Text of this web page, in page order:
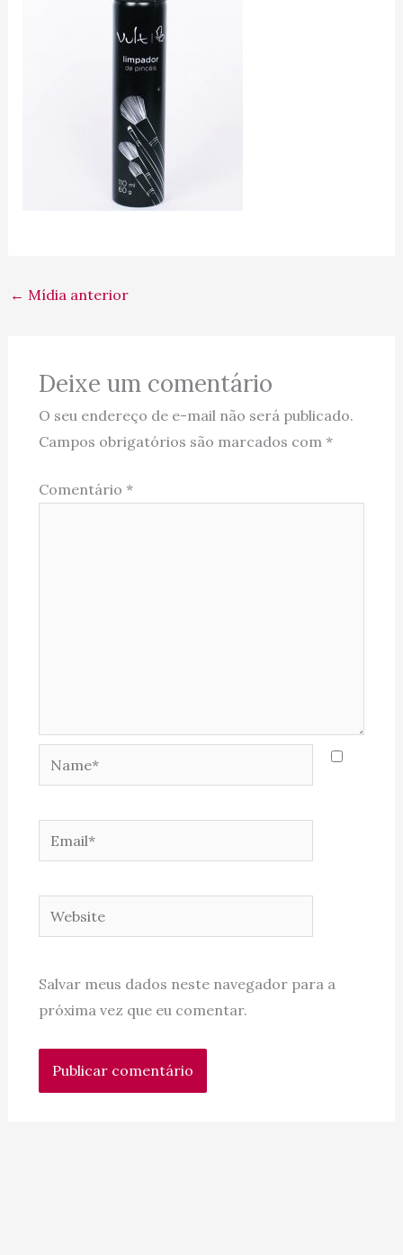
← Mídia anterior
Deixe um comentário
O seu endereço de e-mail não será publicado.
Campos obrigatórios são marcados com *
Comentário *
Name*
Email*
Website
Salvar meus dados neste navegador para a
próxima vez que eu comentar.